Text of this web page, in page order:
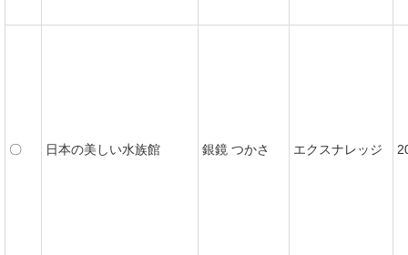
〇 日本の美しい水族館 銀鏡 つかさ エクスナレッジ